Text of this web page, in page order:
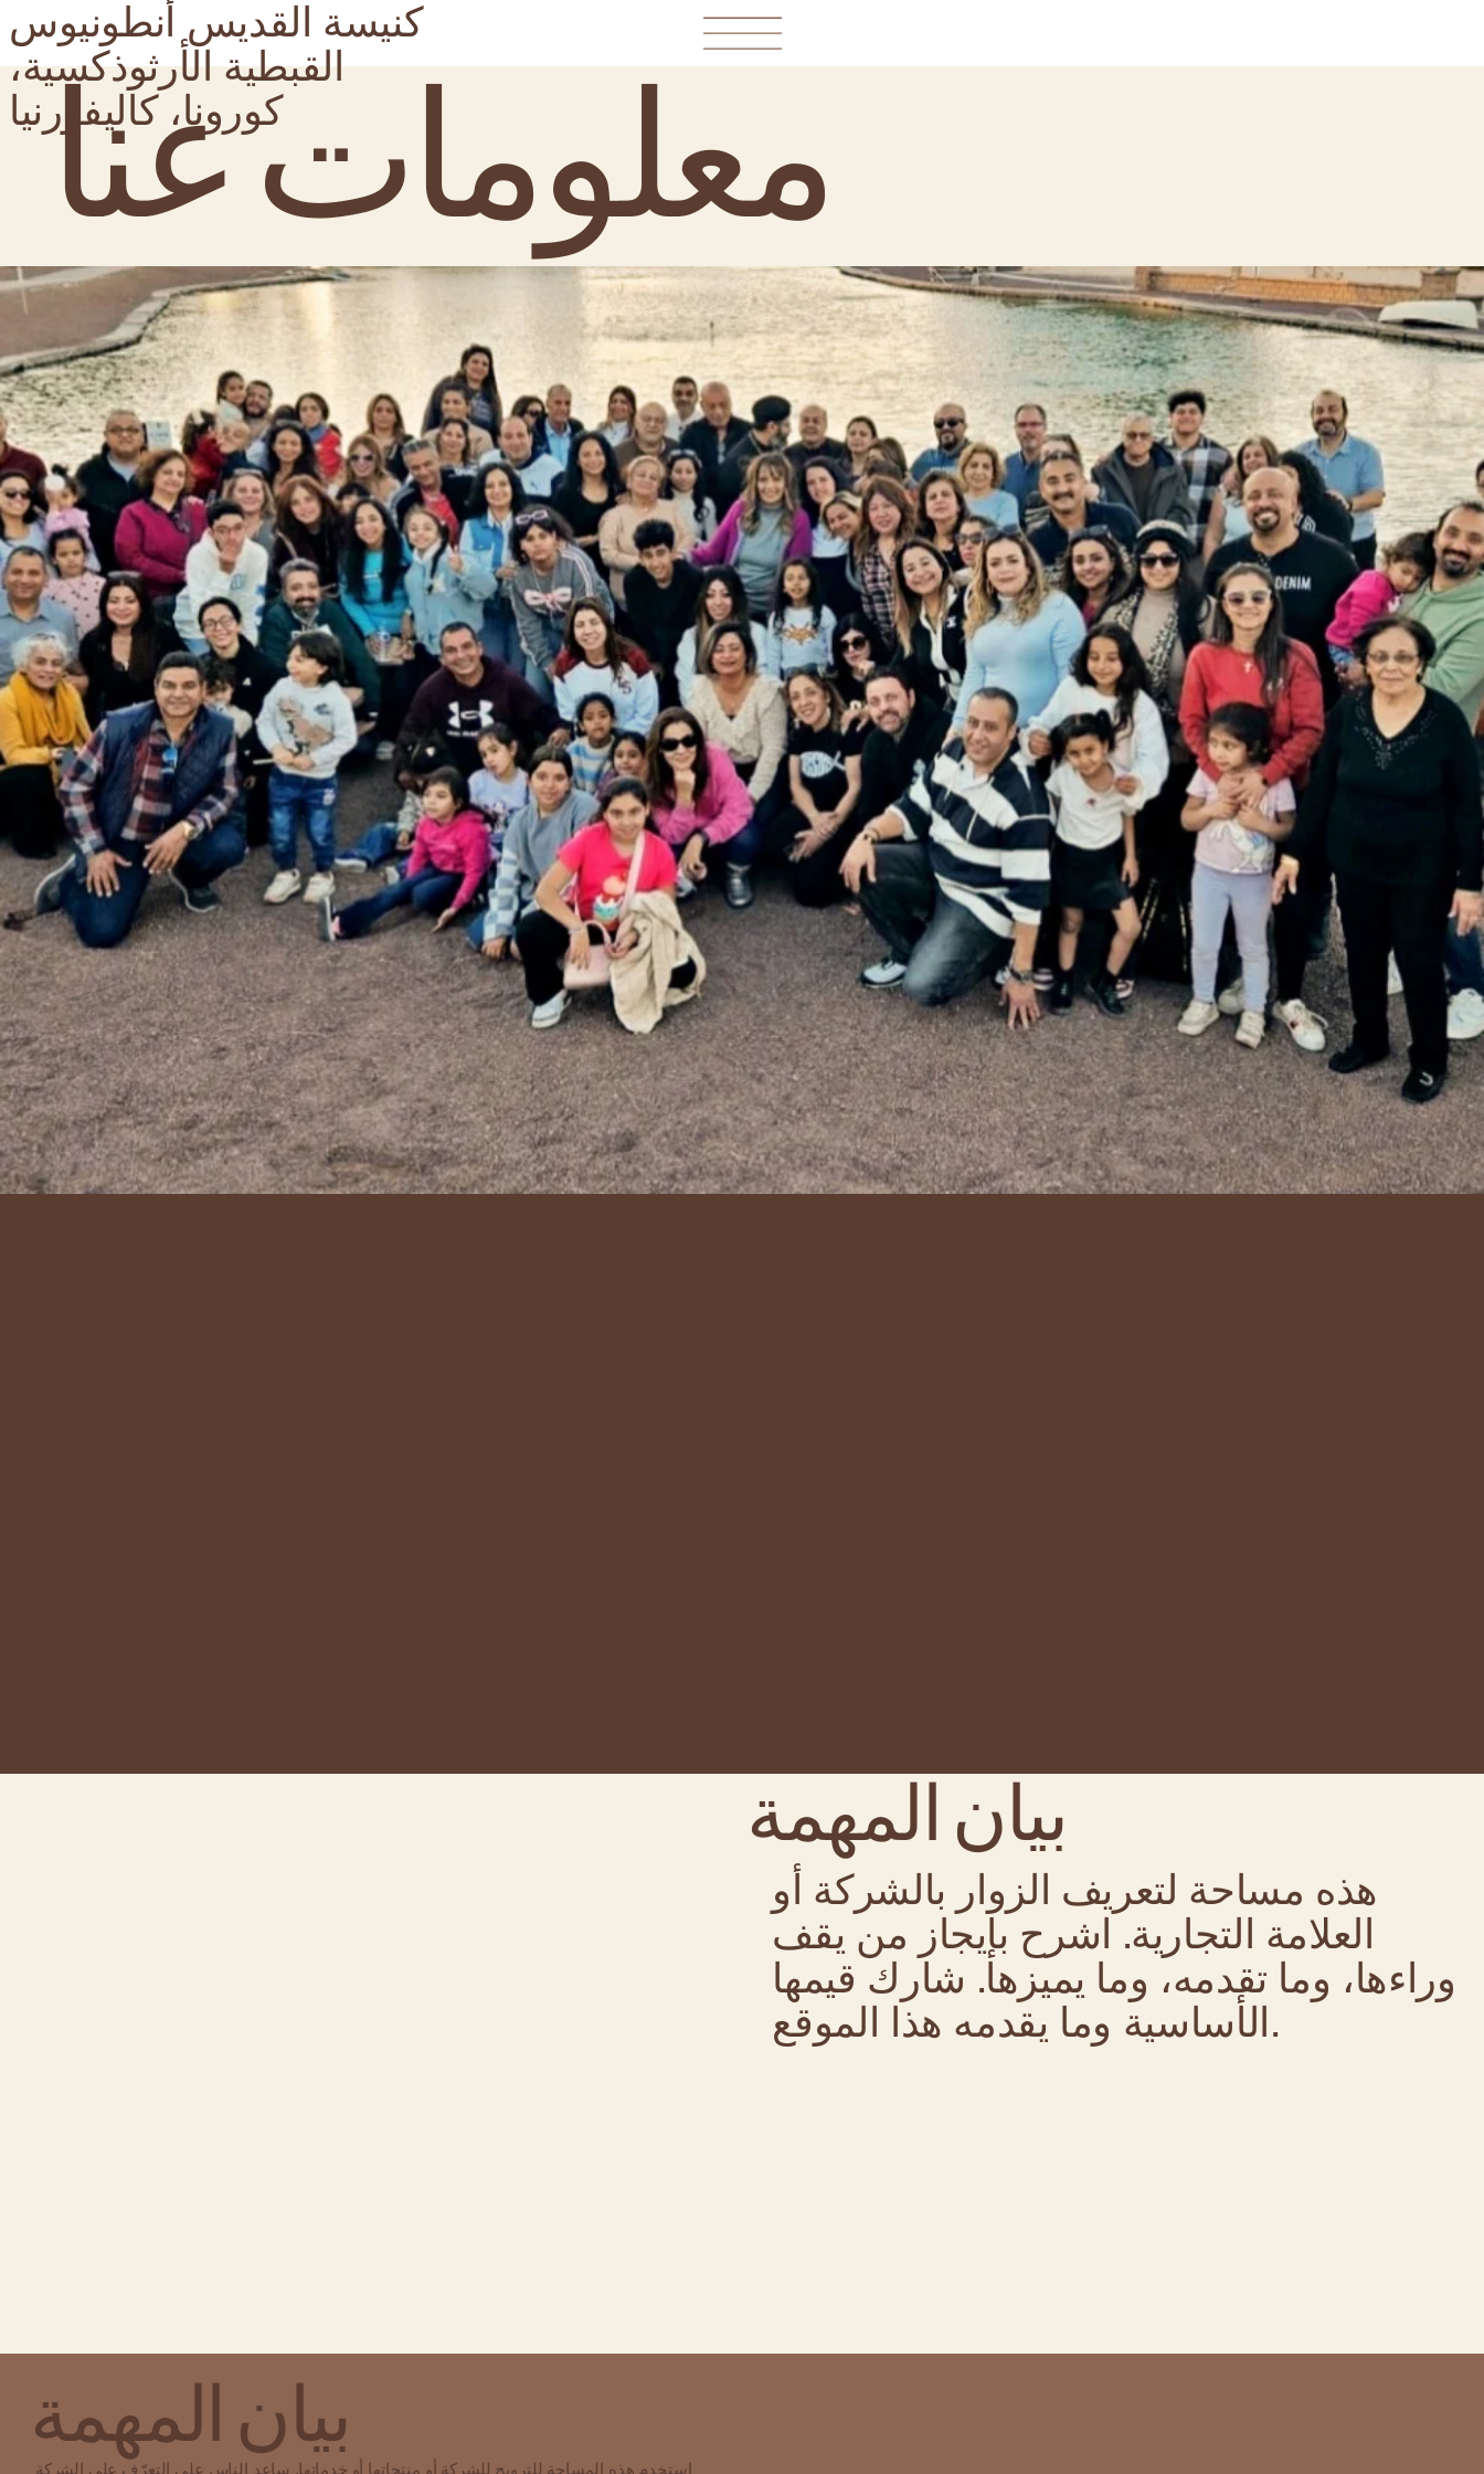
كنيسة القديس أنطونيوس
القبطية الأرثوذكسية،
كورونا، كاليفورنيا
معلومات عنا
بيان المهمة
هذه مساحة لتعريف الزوار بالشركة أو
العلامة التجارية. اشرح بإيجاز من يقف
وراءها، وما تقدمه، وما يميزها. شارك قيمها
الأساسية وما يقدمه هذا الموقع.
بيان المهمة
استخدم هذه المساحة للترويج للشركة أو منتجاتها أو خدماتها. ساعد الناس على التعرّف على الشركة